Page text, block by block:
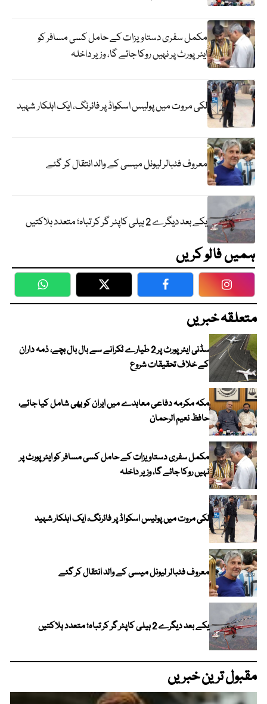
مکمل سفری دستاویزات کے حامل کسی مسافر کو
ایئرپورٹ پر نہیں روکا جائے گا، وزیر داخلہ
لکی مروت میں پولیس اسکواڈ پر فائرنگ، ایک اہلکار شہید
معروف فٹبالر لیونل میسی کے والد انتقال کر گئے
یکے بعد دیگرے 2 ہیلی کاپٹر گر کر تباہ؛ متعدد ہلاکتیں
ہمیں فالو کریں
WhatsApp Twitter Facebook
متعلقہ خبریں
سڈنی ایئرپورٹ پر 2 طیارے ٹکرانے سے بال بال بچے، ذمہ داران
کے خلاف تحقیقات شروع
مکہ مکرمہ دفاعی معاہدے میں ایران کو بھی شامل کیا جائے،
حافظ نعیم الرحمان
مکمل سفری دستاویزات کے حامل کسی مسافر کو ایئرپورٹ پر
نہیں روکا جائے گا، وزیر داخلہ
لکی مروت میں پولیس اسکواڈ پر فائرنگ، ایک اہلکار شہید
معروف فٹبالر لیونل میسی کے والد انتقال کر گئے
یکے بعد دیگرے 2 ہیلی کاپٹر گر کر تباہ؛ متعدد ہلاکتیں
مقبول ترین خبریں